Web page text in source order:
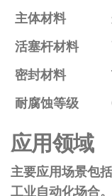
主体材料
活塞杆材料
密封材料
耐腐蚀等级
应用领域
主要应用场景包
工业自动化场合。